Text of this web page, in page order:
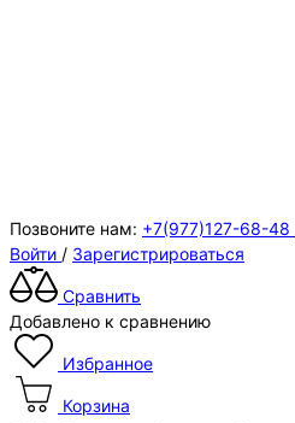
Позвоните нам: +7(977)127-68-48
Войти / Зарегистрироваться
Сравнить
Добавлено к сравнению
Избранное
Корзина